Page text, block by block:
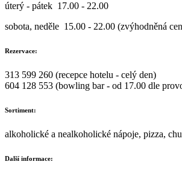
úterý - pátek 17.00 - 22.00
sobota, neděle 15.00 - 22.00 (zvýhodněná
Rezervace:
313 599 260 (recepce hotelu - celý den)
604 128 553 (bowling bar - od 17.00 dle
Sortiment:
alkoholické a nealkoholické nápoje, pizza,
Další informace: